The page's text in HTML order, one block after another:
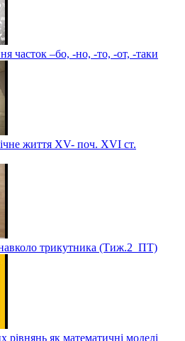
часток –бо, -но, -то, -от, -таки
життя XV- поч. XVI ст.
трикутника (Тиж.2_ПТ)
рівнянь як математичні моделі